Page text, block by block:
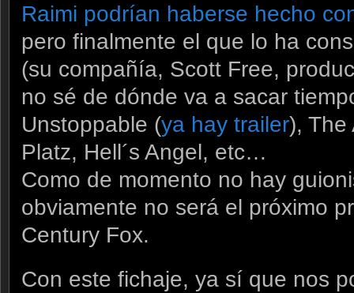
Raimi podrían haberse hecho
pero finalmente el que lo ha
(su compañía, Scott Free,
no sé de dónde va a sacar
Unstoppable (ya hay trailer), The
Platz, Hell´s Angel, etc…
Como de momento no hay
obviamente no será el próximo
Century Fox.
Con este fichaje, ya sí que nos